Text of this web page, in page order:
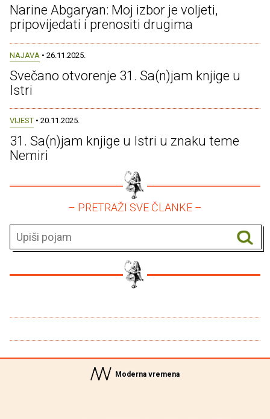
Narine Abgaryan: Moj izbor je voljeti,
pripovijedati i prenositi drugima
NAJAVA • 26.11.2025.
Svečano otvorenje 31. Sa(n)jam knjige u
Istri
VIJEST • 20.11.2025.
31. Sa(n)jam knjige u Istri u znaku teme
Nemiri
– PRETRAŽI SVE ČLANKE –
Moderna vremena